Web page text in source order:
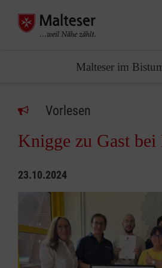
Malteser im
Vorlesen
Knigge zu Gast
23.10.2024